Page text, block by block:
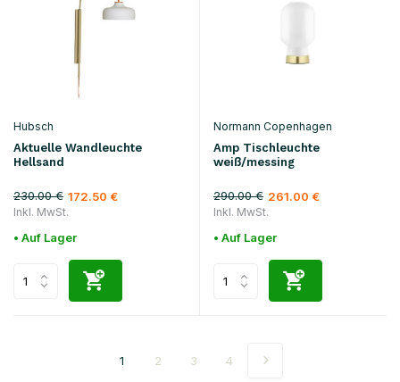
Hubsch
Aktuelle Wandleuchte
Hellsand
230.00 € 172.50 €
Inkl. MwSt.
• Auf Lager
Normann Copenhagen
Amp Tischleuchte
weiß/messing
290.00 € 261.00 €
Inkl. MwSt.
• Auf Lager
1 2 3 4